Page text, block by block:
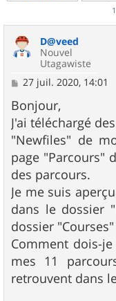
D@veed
Nouvel
Utagawiste
M
s
s
a
g
e
27 juil. 2020, 14:01
Bonjour,
J'ai téléchargé
"Newfiles" de
page "Parcours"
des parcours.
Je me suis
dans le dossier
dossier
Comment dois-
mes 11
retrouvent dans